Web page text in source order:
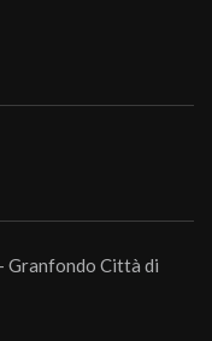
Granfondo Città di